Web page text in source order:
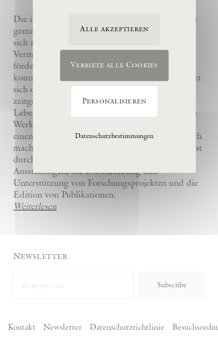
Die im Jahre 2017 von Anselm Kiefer gegründete
gemeinnützige Eschaton –Kunststiftung hat es
sich zur Aufgabe gemacht, das künstlerische
Vermächtnis ihres Gründers Anselm Kiefer zu
fördern und sein Atelier La Ribaute für
kommende Generationen zu erhalten. Sie widmet
sich dem Verständnis und der Wertschätzung
zeitgenössischer Kunst, insbesondere des
Lebenswerks von Anselm Kiefer, indem sie seine
Werke und die anderer Künstler bewahrt und
einem breiten Publikum in La Ribaute zugänglich
macht. Die Stiftung fördert zeitgenössische Kunst
durch die Organisation von internationalen
Ausstellungen, die Durchführung und
Unterstützung von Forschungsprojekten und die
Edition von Publikationen.
Weiterlesen
Newsletter
Subscribe
Kontakt Newsletter Datenschutzrichtlinie
Alle akzeptieren
Verbiete alle Cookies
Personalisieren
Datenschutzbestimmungen